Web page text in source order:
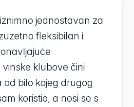
jednostavan za
fleksibilan i
klubove čini
od bilo kojeg drugog
koristio, a nosi se s